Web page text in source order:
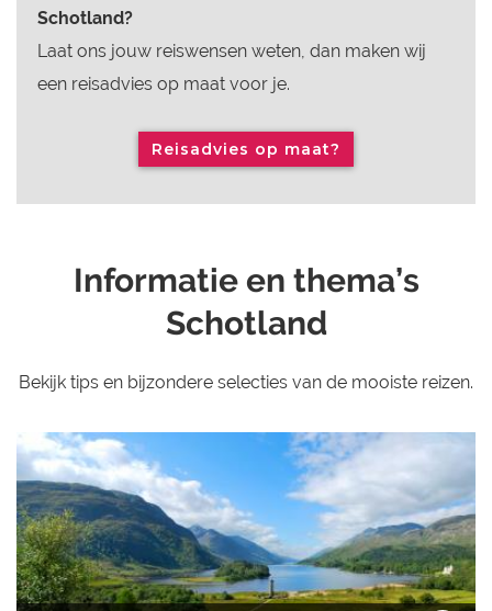
Schotland?
Laat ons jouw reiswensen weten, dan maken wij
een reisadvies op maat voor je.
Reisadvies op maat?
Informatie en thema’s
Schotland
Bekijk tips en bijzondere selecties van de mooiste reizen.